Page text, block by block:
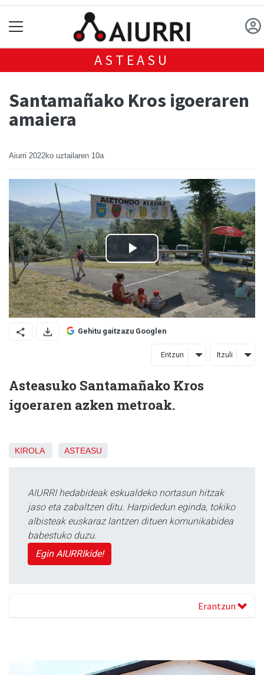
ASTEASU
Santamañako Kros igoeraren
amaiera
Aiurri 2022ko uztailaren 10a
Gehitu gaitzazu Googlen
Entzun Itzuli
Asteasuko Santamañako Kros
igoeraren azken metroak.
KIROLA ASTEASU
AIURRI hedabideak eskualdeko nortasun hitzak
jaso eta zabaltzen ditu. Harpidedun eginda, tokiko
albisteak euskaraz lantzen dituen komunikabidea
babestuko duzu.
Egin AIURRIkide!
Erantzun